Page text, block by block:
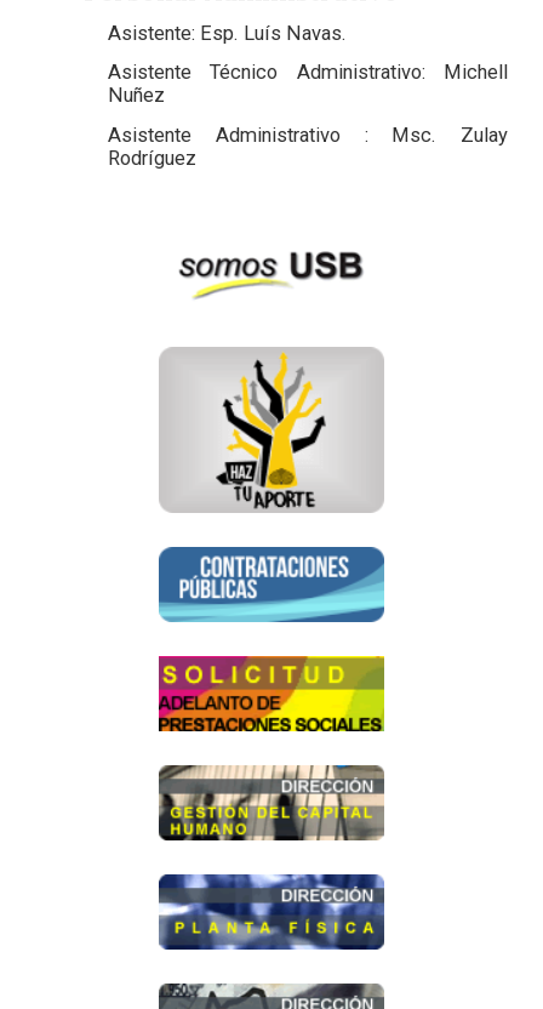
Asistente: Esp. Luís Navas.
Asistente Técnico Administrativo: Michell
Nuñez
Asistente Administrativo : Msc. Zulay
Rodríguez